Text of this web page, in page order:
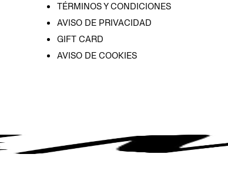
TÉRMINOS Y CONDICIONES
AVISO DE PRIVACIDAD
GIFT CARD
AVISO DE COOKIES